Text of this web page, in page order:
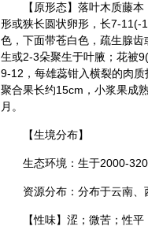
【原形态】落叶木质藤
形或狭长圆状卵形，长7-11(-
色，下面带苍白色，疏生腺
生或2-3朵聚生于叶腋；花被
9-12，每雄蕊钳入横裂的肉
聚合果长约15cm，小浆果成
月。
【生境分布】
生态环境：生于2000-
资源分布：分布于云南、
【性味】涩；微苦；性平